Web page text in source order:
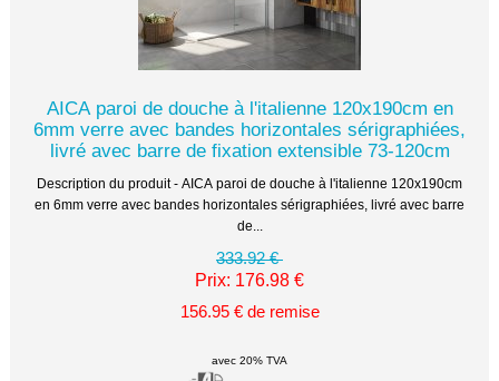
AICA paroi de douche à l'italienne 120x190cm en
6mm verre avec bandes horizontales sérigraphiées,
livré avec barre de fixation extensible 73-120cm
Description du produit - AICA paroi de douche à l'italienne 120x190cm
en 6mm verre avec bandes horizontales sérigraphiées, livré avec barre
de...
333.92 €
Prix: 176.98 €
156.95 € de remise
avec 20% TVA